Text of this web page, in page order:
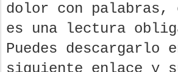
dolor con palabras,
es una lectura
Puedes descargarlo
siguiente enlace y